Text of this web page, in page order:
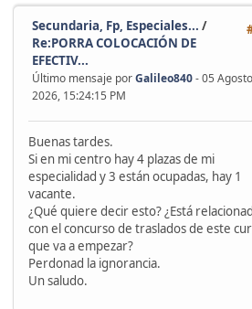
Secundaria, Fp, Especiales... /
Re:PORRA COLOCACIÓN DE
EFECTIV...
Último mensaje porGalileo840- 05
2026, 15:24:15 PM
Buenas tardes.
Si en mi centro hay 4 plazas de mi
especialidad y 3 están ocupadas, hay 1
vacante.
¿Qué quiere decir esto? ¿Está
con el concurso de traslados de este
que va a empezar?
Perdonad la ignorancia.
Un saludo.